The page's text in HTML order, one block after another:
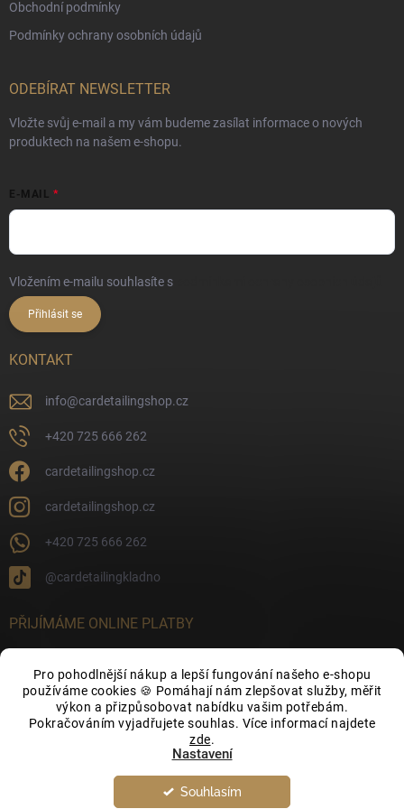
Pro pohodlnější nákup a lepší fungování našeho e-shopu
používáme cookies 🍪 Pomáhají nám zlepšovat služby, měřit
výkon a přizpůsobovat nabídku vašim potřebám.
Pokračováním vyjadřujete souhlas. Více informací najdete
zde.
Nastavení
Souhlasím
Obchodní podmínky
Podmínky ochrany osobních údajů
ODEBÍRAT NEWSLETTER
Vložte svůj e-mail a my vám budeme zasílat informace o nových
produktech na našem e-shopu.
E-MAIL
Vložením e-mailu souhlasíte s
Přihlásit se
KONTAKT
info@cardetailingshop.cz
+420 725 666 262
cardetailingshop.cz
cardetailingshop.cz
+420 725 666 262
@cardetailingkladno
PŘIJÍMÁME ONLINE PLATBY
FACEBOOK